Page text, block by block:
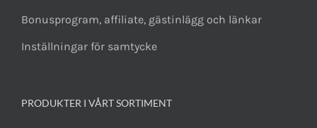
Bonusprogram, affiliate, gästinlägg och länkar
Inställningar för samtycke
PRODUKTER I VÅRT SORTIMENT